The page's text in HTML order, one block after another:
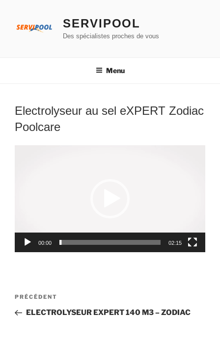
contenu
SERVIPOOL
Des spécialistes proches de vous
Menu
Electrolyseur au sel eXPERT Zodiac
Poolcare
00:00 02:15
Navigation
l’article
Article
précédent
PRÉCÉDENT
ELECTROLYSEUR EXPERT 140 M3 – ZODIAC